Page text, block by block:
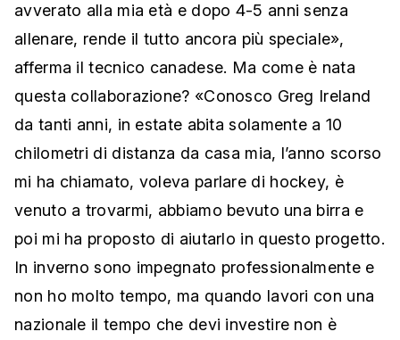
avverato alla mia età e dopo 4-5 anni senza
allenare, rende il tutto ancora più speciale»,
afferma il tecnico canadese. Ma come è nata
questa collaborazione? «Conosco Greg Ireland
da tanti anni, in estate abita solamente a 10
chilometri di distanza da casa mia, l’anno scorso
mi ha chiamato, voleva parlare di hockey, è
venuto a trovarmi, abbiamo bevuto una birra e
poi mi ha proposto di aiutarlo in questo progetto.
In inverno sono impegnato professionalmente e
non ho molto tempo, ma quando lavori con una
nazionale il tempo che devi investire non è